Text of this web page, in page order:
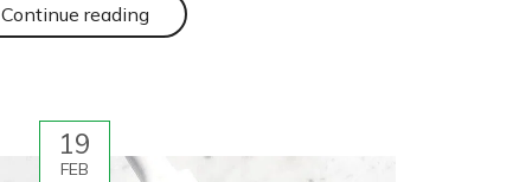
Continue reading
19
FEB